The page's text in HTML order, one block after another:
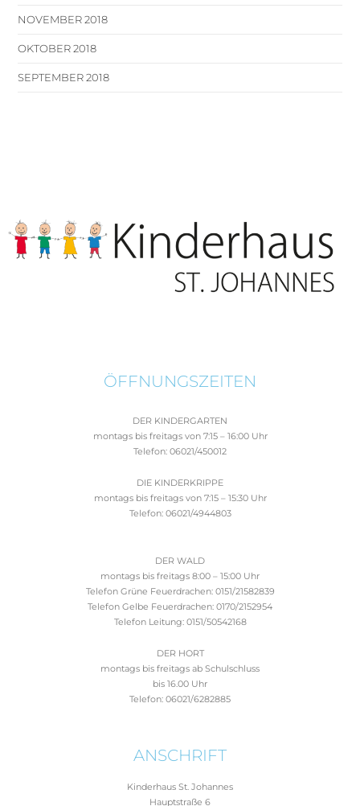
NOVEMBER 2018
OKTOBER 2018
SEPTEMBER 2018
ÖFFNUNGSZEITEN
DER KINDERGARTEN
montags bis freitags von 7:15 – 16:00 Uhr
Telefon: 06021/450012
DIE KINDERKRIPPE
montags bis freitags von 7:15 – 15:30 Uhr
Telefon: 06021/4944803
DER WALD
montags bis freitags 8:00 – 15:00 Uhr
Telefon Grüne Feuerdrachen: 0151/21582839
Telefon Gelbe Feuerdrachen: 0170/2152954
Telefon Leitung: 0151/50542168
DER HORT
montags bis freitags ab Schulschluss
bis 16.00 Uhr
Telefon: 06021/6282885
ANSCHRIFT
Kinderhaus St. Johannes
Hauptstraße 6